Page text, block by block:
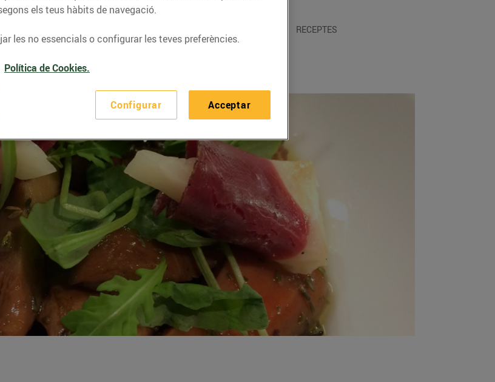
RECEPTES
els teus hàbits de navegació.
les no essencials o configurar les teves preferències.
Política de Cookies.
Configurar Acceptar